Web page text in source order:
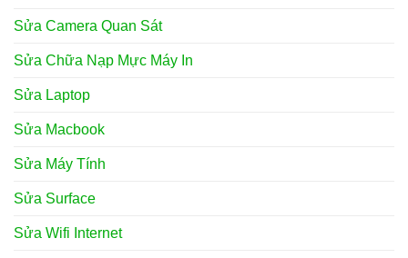
Sửa Camera Quan Sát
Sửa Chữa Nạp Mực Máy In
Sửa Laptop
Sửa Macbook
Sửa Máy Tính
Sửa Surface
Sửa Wifi Internet